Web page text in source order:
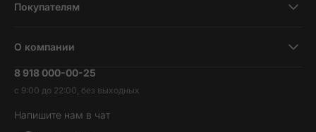
Планшеты
Наушники и колонки
Покупателям
Трейд-ин
Гарантия и возврат
Доставка и оплата
О компании
Вакансии
Контакты
Обратная связь
8 918 000-00-25
с 9:00 до 22:00, без выходных
Напишите нам в чат